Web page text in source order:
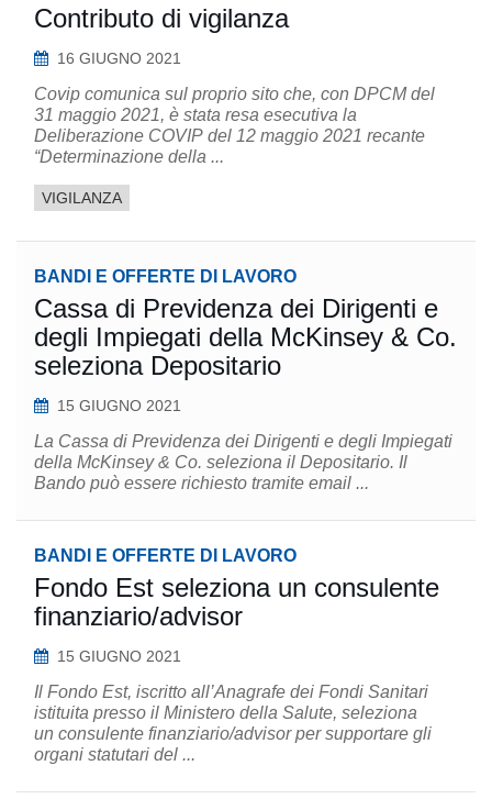
Contributo di vigilanza
16 GIUGNO 2021
Covip comunica sul proprio sito che, con DPCM del
31 maggio 2021, è stata resa esecutiva la
Deliberazione COVIP del 12 maggio 2021 recante
“Determinazione della ...
VIGILANZA
BANDI E OFFERTE DI LAVORO
Cassa di Previdenza dei Dirigenti e
degli Impiegati della McKinsey & Co.
seleziona Depositario
15 GIUGNO 2021
La Cassa di Previdenza dei Dirigenti e degli Impiegati
della McKinsey & Co. seleziona il Depositario. Il
Bando può essere richiesto tramite email ...
BANDI E OFFERTE DI LAVORO
Fondo Est seleziona un consulente
finanziario/advisor
15 GIUGNO 2021
Il Fondo Est, iscritto all’Anagrafe dei Fondi Sanitari
istituita presso il Ministero della Salute, seleziona
un consulente finanziario/advisor per supportare gli
organi statutari del ...